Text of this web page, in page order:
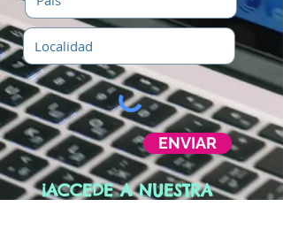
ENVIAR
¡ACCEDE A NUESTRA